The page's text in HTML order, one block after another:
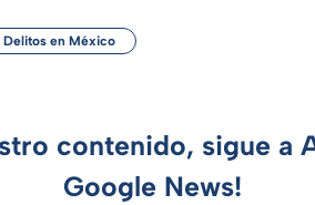
Delitos en México
contenido, sigue a
Google News!